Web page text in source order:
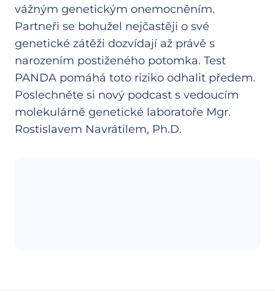
vážným genetickým onemocněním.
Partneři se bohužel nejčastěji o své
genetické zátěži dozvídají až právě s
narozením postiženého potomka. Test
PANDA pomáhá toto riziko odhalit předem.
Poslechněte si nový podcast s vedoucím
molekulárně genetické laboratoře Mgr.
Rostislavem Navrátilem, Ph.D.